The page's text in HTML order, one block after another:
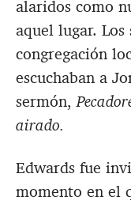
alaridos como
aquel lugar.
congregación
escuchaban a
sermón,
airado.
Edwards fue
momento en el